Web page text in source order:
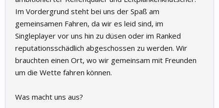
Im Vordergrund steht bei uns der Spaß am
gemeinsamen Fahren, da wir es leid sind, im
Singleplayer vor uns hin zu düsen oder im Ranked
reputationsschädlich abgeschossen zu werden. Wir
brauchten einen Ort, wo wir gemeinsam mit Freunden
um die Wette fahren können.
Was macht uns aus?